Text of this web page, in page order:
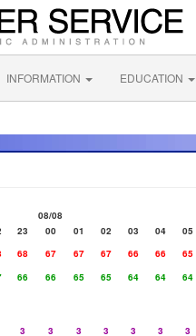
INFORMATION EDUCATION
08/08
23 00 01 02 03 04 05
68 67 67 67 66 66 65
66 66 65 65 64 64 64
3 3 3 3 3 3 3